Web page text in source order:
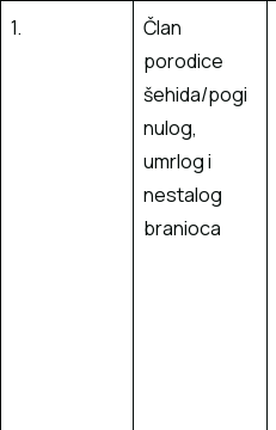
1.
Član
porodice
šehida/pogi
nulog,
umrlog i
nestalog
branioca